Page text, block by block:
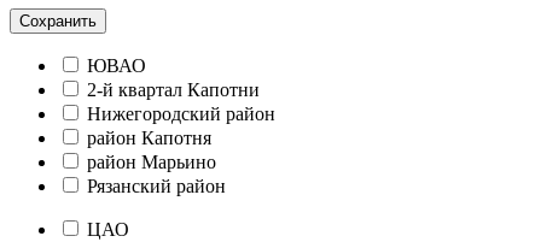
Сохранить
ЮВАО
2-й квартал Капотни
Нижегородский район
район Капотня
район Марьино
Рязанский район
ЦАО